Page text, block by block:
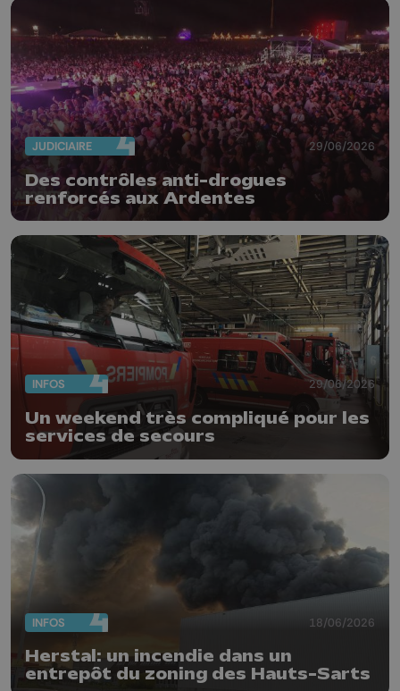
JUDICIAIRE 29/06/2026
Des contrôles anti-drogues
renforcés aux Ardentes
INFOS 29/06/2026
Un weekend très compliqué pour les
services de secours
INFOS 18/06/2026
Herstal: un incendie dans un
entrepôt du zoning des Hauts-Sarts